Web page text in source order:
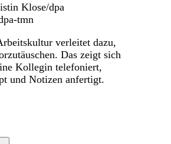
Klose/dpa
tmn
verleitet dazu,
Das zeigt sich
Kollegin telefoniert,
und Notizen anfertigt.